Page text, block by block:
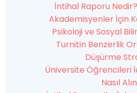
İntihal Raporu
Akademisyenler İçin
Psikoloji ve Sosyal
Turnitin Benzerlik
Düşürme
Üniversite Öğrencileri
Nasıl